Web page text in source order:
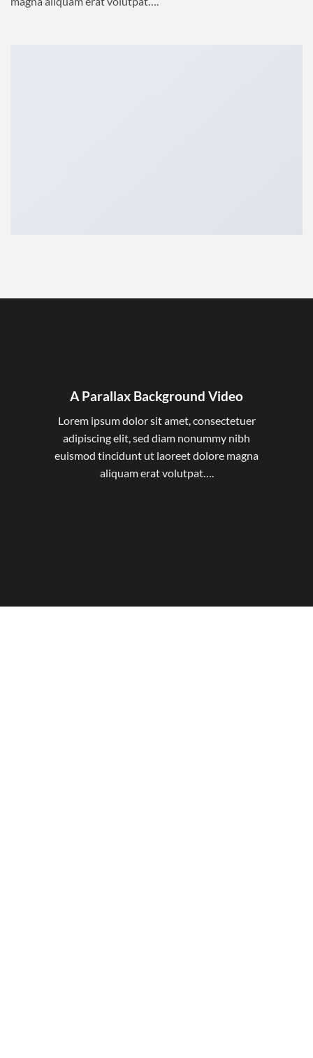
A Parallax Background Video
Lorem ipsum dolor sit amet, consectetuer
adipiscing elit, sed diam nonummy nibh
euismod tincidunt ut laoreet dolore magna
aliquam erat volutpat….